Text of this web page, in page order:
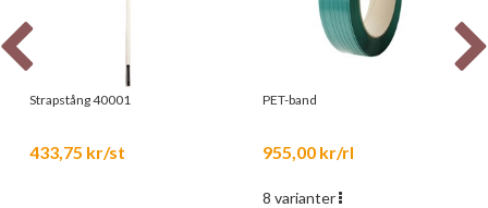
Strapstång 40001
433,75 kr/st
PET-band
955,00 kr/rl
8 varianter